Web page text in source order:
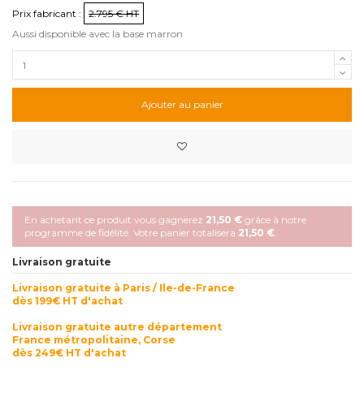
Prix fabricant :
2.795 € HT
Aussi disponible avec la base marron
Ajouter au panier
En achetant ce produit vous gagnerez 21,50 € grâce à notre
programme de fidélité. Votre panier totalisera 21,50 €.
Livraison gratuite
Livraison gratuite à Paris / Ile-de-France
dès 199€ HT d'achat
Livraison gratuite autre département
France métropolitaine, Corse
dès 249€ HT d'achat